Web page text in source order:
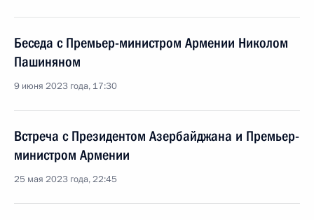
Беседа с Премьер-министром Армении Николом
Пашиняном
9 июня 2023 года, 17:30
Встреча с Президентом Азербайджана и Премьер-
министром Армении
25 мая 2023 года, 22:45